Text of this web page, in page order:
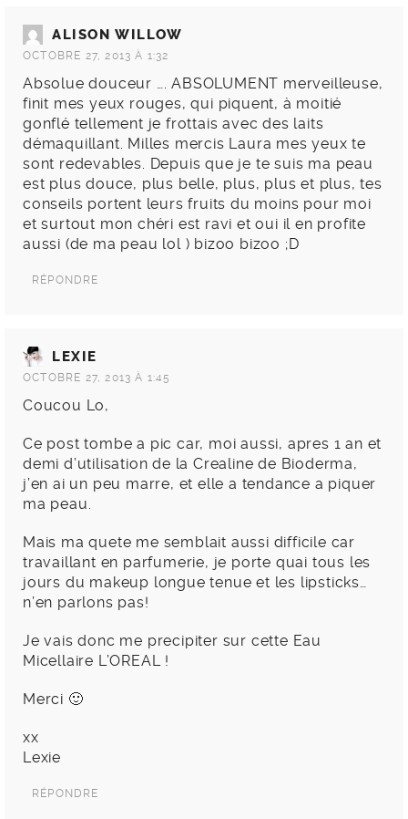
ALISON WILLOW
OCTOBRE 27, 2013 À 1:32
Absolue douceur …. ABSOLUMENT merveilleuse,
finit mes yeux rouges, qui piquent, à moitié
gonflé tellement je frottais avec des laits
démaquillant. Milles mercis Laura mes yeux te
sont redevables. Depuis que je te suis ma peau
est plus douce, plus belle, plus, plus et plus, tes
conseils portent leurs fruits du moins pour moi
et surtout mon chéri est ravi et oui il en profite
aussi (de ma peau lol ) bizoo bizoo ;D
RÉPONDRE
LEXIE
OCTOBRE 27, 2013 À 1:45
Coucou Lo,
Ce post tombe a pic car, moi aussi, apres 1 an et
demi d’utilisation de la Crealine de Bioderma,
j’en ai un peu marre, et elle a tendance a piquer
ma peau.
Mais ma quete me semblait aussi difficile car
travaillant en parfumerie, je porte quai tous les
jours du makeup longue tenue et les lipsticks…
n’en parlons pas!
Je vais donc me precipiter sur cette Eau
Micellaire L’OREAL !
Merci 🙂
xx
Lexie
RÉPONDRE